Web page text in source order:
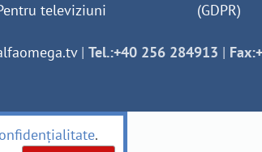
televiziuni
(GDPR)
| Tel.:+40 256 284913 |
.